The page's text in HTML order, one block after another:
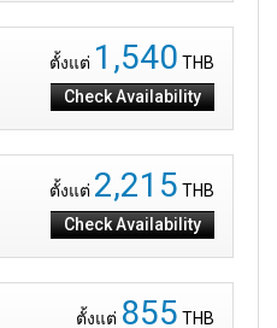
ตั้งแต่ 1,540 THB
Check Availability
ตั้งแต่ 2,215 THB
Check Availability
ตั้งแต่ 855 THB